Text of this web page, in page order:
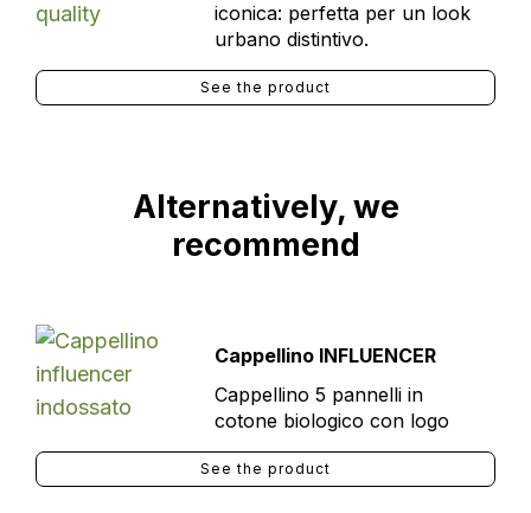
iconica: perfetta per un look
urbano distintivo.
See the product
Alternatively, we
recommend
Cappellino INFLUENCER
Cappellino 5 pannelli in
cotone biologico con logo
See the product